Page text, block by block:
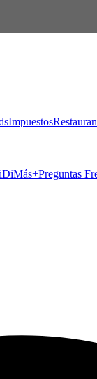
Impuestos
Preguntas